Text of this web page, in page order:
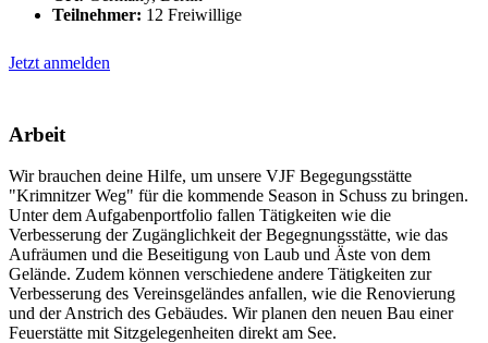
Teilnehmer: 12 Freiwillige
Jetzt anmelden
Arbeit
Wir brauchen deine Hilfe, um unsere VJF Begegungsstätte
"Krimnitzer Weg" für die kommende Season in Schuss zu bringen.
Unter dem Aufgabenportfolio fallen Tätigkeiten wie die
Verbesserung der Zugänglichkeit der Begegnungsstätte, wie das
Aufräumen und die Beseitigung von Laub und Äste von dem
Gelände. Zudem können verschiedene andere Tätigkeiten zur
Verbesserung des Vereinsgeländes anfallen, wie die Renovierung
und der Anstrich des Gebäudes. Wir planen den neuen Bau einer
Feuerstätte mit Sitzgelegenheiten direkt am See.